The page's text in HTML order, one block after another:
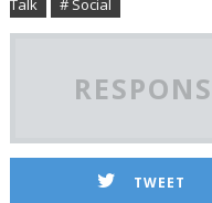
Talk
# Social
TWEET